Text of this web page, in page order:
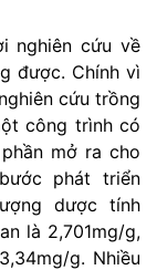
nghiên cứu về
được. Chính vì
cứu trồng
công trình có
mở ra cho
phát triển
dược tính
là 2,701mg/g,
g. Nhiều